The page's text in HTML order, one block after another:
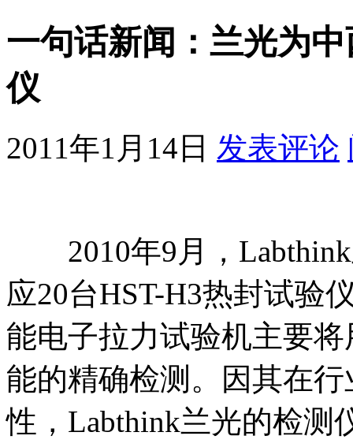
一句话新闻：兰光为
仪
2011年1月14日 发表评论
2010年9月，Labthink
应20台HST-H3热封试验
能电子拉力试验机主要
能的精确检测。因其在
性，Labthink兰光的检测